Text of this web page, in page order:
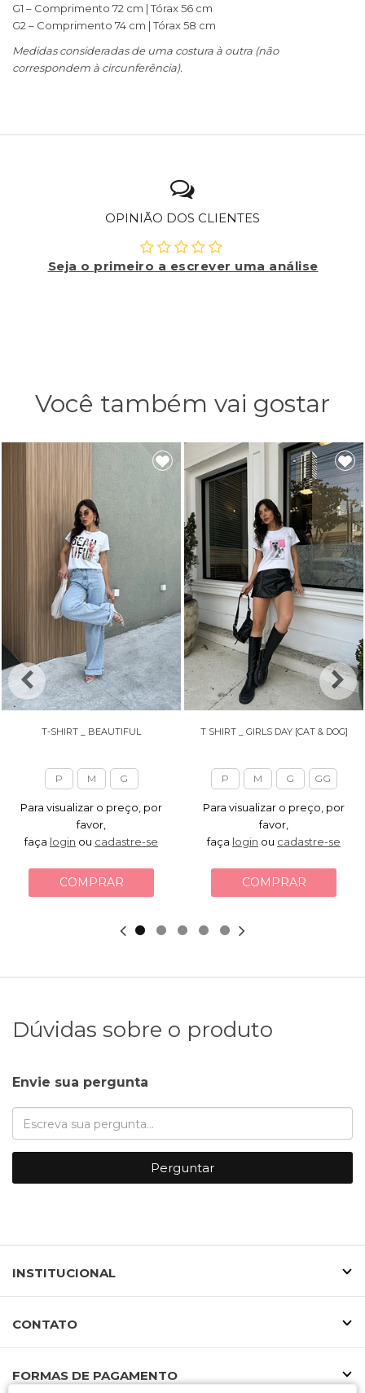
G1 – Comprimento 72 cm | Tórax 56 cm
G2 – Comprimento 74 cm | Tórax 58 cm
Medidas consideradas de uma costura à outra (não
correspondem à circunferência).
OPINIÃO DOS CLIENTES
Seja o primeiro a escrever uma análise
Você também vai gostar
T-SHIRT _ BEAUTIFUL
P M G
Para visualizar o preço, por
favor,
faça login ou cadastre-se
COMPRAR
T SHIRT _ GIRLS DAY [CAT & DOG]
P M G GG
Para visualizar o preço, por
favor,
faça login ou cadastre-se
COMPRAR
Dúvidas sobre o produto
Envie sua pergunta
Perguntar
INSTITUCIONAL
CONTATO
FORMAS DE PAGAMENTO